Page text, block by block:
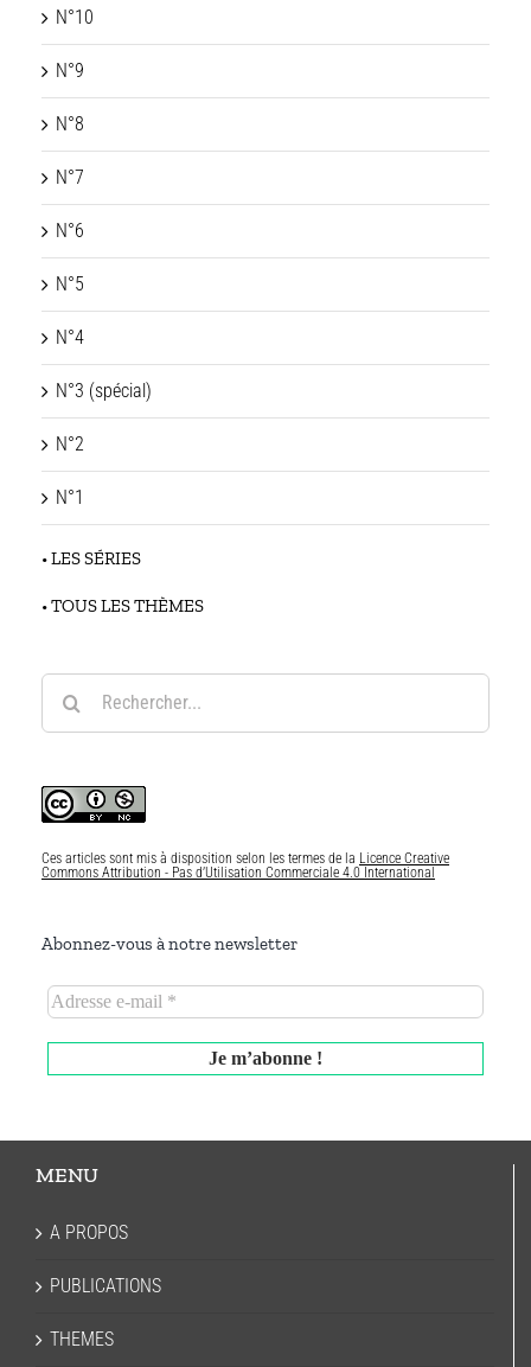
N°10
N°9
N°8
N°7
N°6
N°5
N°4
N°3 (spécial)
N°2
N°1
• LES SÉRIES
• TOUS LES THÈMES
Rechercher:
Ces articles sont mis à disposition selon les termes de la Licence Creative
Commons Attribution - Pas d’Utilisation Commerciale 4.0 International
Abonnez-vous à notre newsletter
MENU
A PROPOS
PUBLICATIONS
THEMES